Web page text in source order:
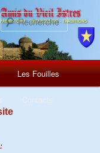
Les Fouilles